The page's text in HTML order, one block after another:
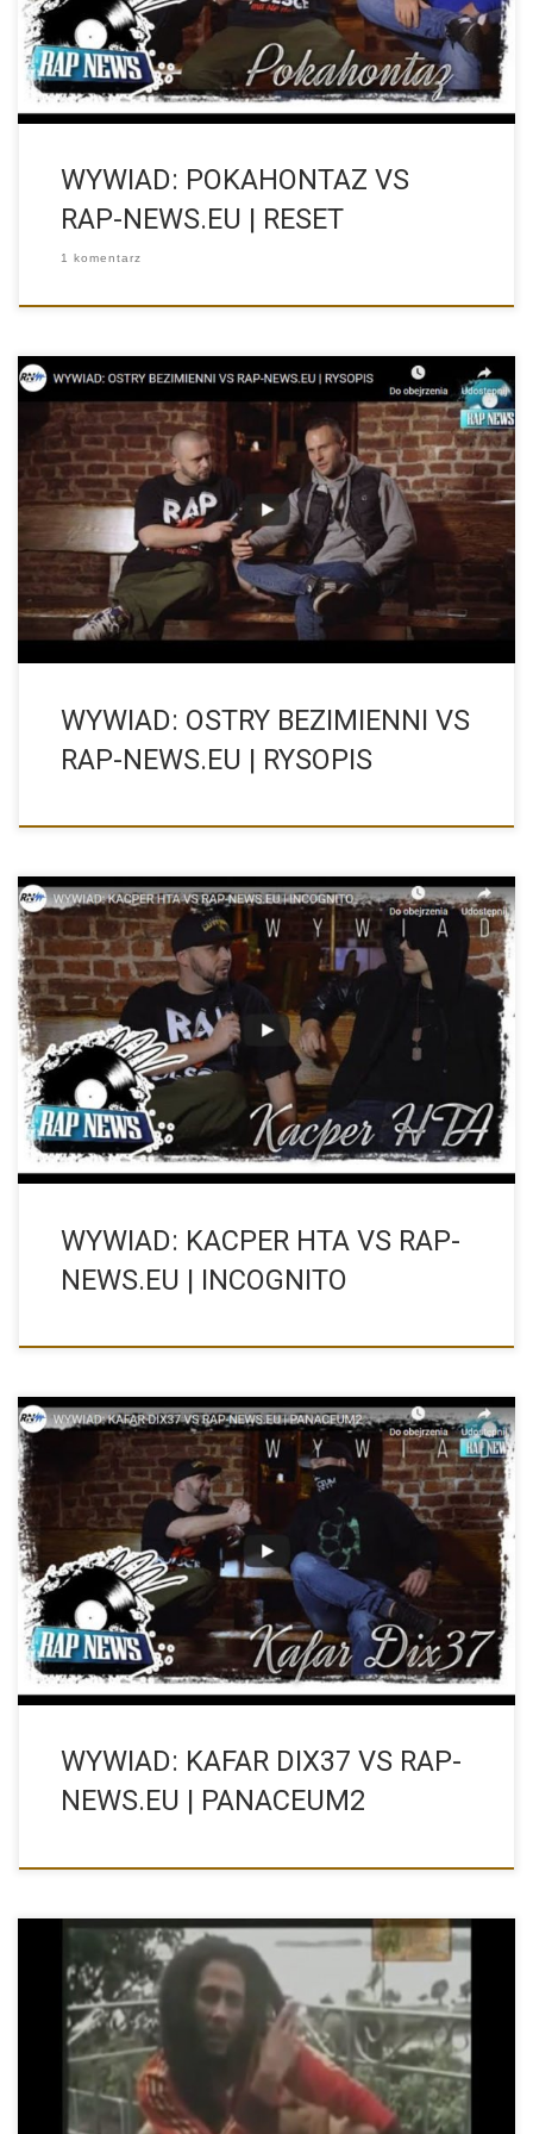
WYWIAD: POKAHONTAZ VS
RAP-NEWS.EU | RESET
1 komentarz
Zapraszamy na wywiad z OSTRY BEZIMIENNI. Nasz sklep z
nasionami […]
WYWIAD: OSTRY BEZIMIENNI VS
RAP-NEWS.EU | RYSOPIS
Zapraszamy na wywiad z KACPER HTA. Nasz sklep z nasionami
[…]
WYWIAD: KACPER HTA VS RAP-
NEWS.EU | INCOGNITO
Zapraszamy na wywiad z KAFAR DIX37. Nasz sklep z nasionami
[…]
WYWIAD: KAFAR DIX37 VS RAP-
NEWS.EU | PANACEUM2
Bob Marley i marihuana – muzyka, duchowość i rewolucja
świadomości […]